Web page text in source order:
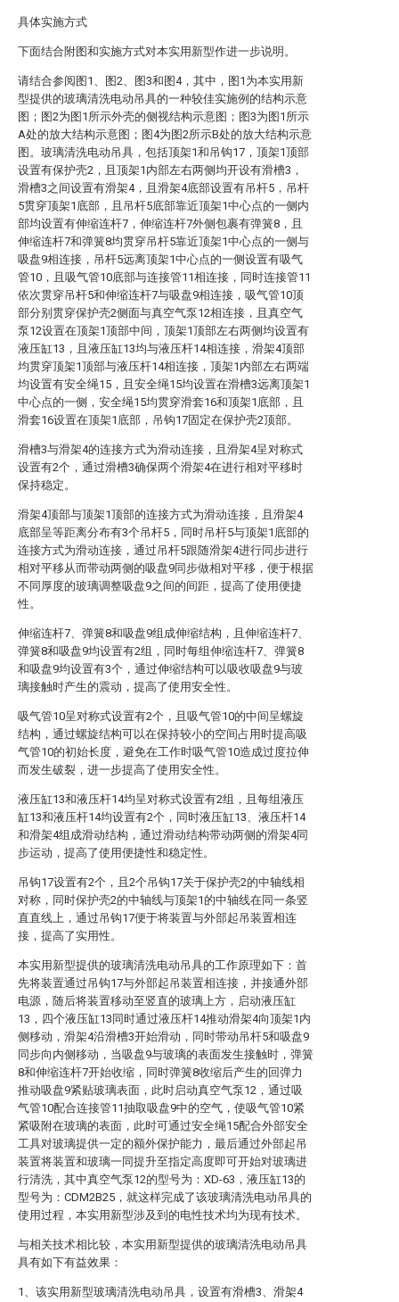
具体实施方式
下面结合附图和实施方式对本实用新型作进一步说明。
请结合参阅图1、图2、图3和图4，其中，图1为本实用新
型提供的玻璃清洗电动吊具的一种较佳实施例的结构示意
图；图2为图1所示外壳的侧视结构示意图；图3为图1所示
A处的放大结构示意图；图4为图2所示B处的放大结构示意
图。玻璃清洗电动吊具，包括顶架1和吊钩17，顶架1顶部
设置有保护壳2，且顶架1内部左右两侧均开设有滑槽3，
滑槽3之间设置有滑架4，且滑架4底部设置有吊杆5，吊杆
5贯穿顶架1底部，且吊杆5底部靠近顶架1中心点的一侧内
部均设置有伸缩连杆7，伸缩连杆7外侧包裹有弹簧8，且
伸缩连杆7和弹簧8均贯穿吊杆5靠近顶架1中心点的一侧与
吸盘9相连接，吊杆5远离顶架1中心点的一侧设置有吸气
管10，且吸气管10底部与连接管11相连接，同时连接管11
依次贯穿吊杆5和伸缩连杆7与吸盘9相连接，吸气管10顶
部分别贯穿保护壳2侧面与真空气泵12相连接，且真空气
泵12设置在顶架1顶部中间，顶架1顶部左右两侧均设置有
液压缸13，且液压缸13均与液压杆14相连接，滑架4顶部
均贯穿顶架1顶部与液压杆14相连接，顶架1内部左右两端
均设置有安全绳15，且安全绳15均设置在滑槽3远离顶架1
中心点的一侧，安全绳15均贯穿滑套16和顶架1底部，且
滑套16设置在顶架1底部，吊钩17固定在保护壳2顶部。
滑槽3与滑架4的连接方式为滑动连接，且滑架4呈对称式
设置有2个，通过滑槽3确保两个滑架4在进行相对平移时
保持稳定。
滑架4顶部与顶架1顶部的连接方式为滑动连接，且滑架4
底部呈等距离分布有3个吊杆5，同时吊杆5与顶架1底部的
连接方式为滑动连接，通过吊杆5跟随滑架4进行同步进行
相对平移从而带动两侧的吸盘9同步做相对平移，便于根据
不同厚度的玻璃调整吸盘9之间的间距，提高了使用便捷
性。
伸缩连杆7、弹簧8和吸盘9组成伸缩结构，且伸缩连杆7、
弹簧8和吸盘9均设置有2组，同时每组伸缩连杆7、弹簧8
和吸盘9均设置有3个，通过伸缩结构可以吸收吸盘9与玻
璃接触时产生的震动，提高了使用安全性。
吸气管10呈对称式设置有2个，且吸气管10的中间呈螺旋
结构，通过螺旋结构可以在保持较小的空间占用时提高吸
气管10的初始长度，避免在工作时吸气管10造成过度拉伸
而发生破裂，进一步提高了使用安全性。
液压缸13和液压杆14均呈对称式设置有2组，且每组液压
缸13和液压杆14均设置有2个，同时液压缸13、液压杆14
和滑架4组成滑动结构，通过滑动结构带动两侧的滑架4同
步运动，提高了使用便捷性和稳定性。
吊钩17设置有2个，且2个吊钩17关于保护壳2的中轴线相
对称，同时保护壳2的中轴线与顶架1的中轴线在同一条竖
直直线上，通过吊钩17便于将装置与外部起吊装置相连
接，提高了实用性。
本实用新型提供的玻璃清洗电动吊具的工作原理如下：首
先将装置通过吊钩17与外部起吊装置相连接，并接通外部
电源，随后将装置移动至竖直的玻璃上方，启动液压缸
13，四个液压缸13同时通过液压杆14推动滑架4向顶架1内
侧移动，滑架4沿滑槽3开始滑动，同时带动吊杆5和吸盘9
同步向内侧移动，当吸盘9与玻璃的表面发生接触时，弹簧
8和伸缩连杆7开始收缩，同时弹簧8收缩后产生的回弹力
推动吸盘9紧贴玻璃表面，此时启动真空气泵12，通过吸
气管10配合连接管11抽取吸盘9中的空气，使吸气管10紧
紧吸附在玻璃的表面，此时可通过安全绳15配合外部安全
工具对玻璃提供一定的额外保护能力，最后通过外部起吊
装置将装置和玻璃一同提升至指定高度即可开始对玻璃进
行清洗，其中真空气泵12的型号为：XD-63，液压缸13的
型号为：CDM2B25，就这样完成了该玻璃清洗电动吊具的
使用过程，本实用新型涉及到的电性技术均为现有技术。
与相关技术相比较，本实用新型提供的玻璃清洗电动吊具
具有如下有益效果：
1、该实用新型玻璃清洗电动吊具，设置有滑槽3、滑架4